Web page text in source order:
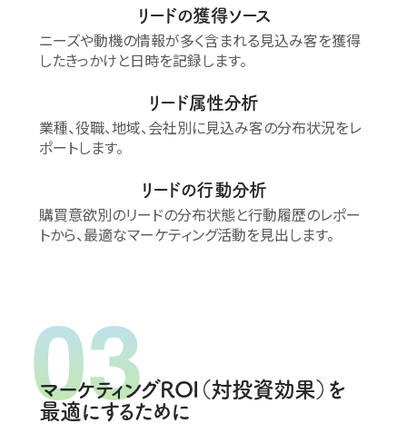
リードの獲得ソース
ニーズや動機の情報が多く含まれる見込み客を獲得
したきっかけと日時を記録します。
リード属性分析
業種、役職、地域、会社別に見込み客の分布状況をレ
ポートします。
リードの行動分析
購買意欲別のリードの分布状態と行動履歴のレポー
トから、最適なマーケティング活動を見出します。
マーケティングROI（対投資効果）を
最適にするために